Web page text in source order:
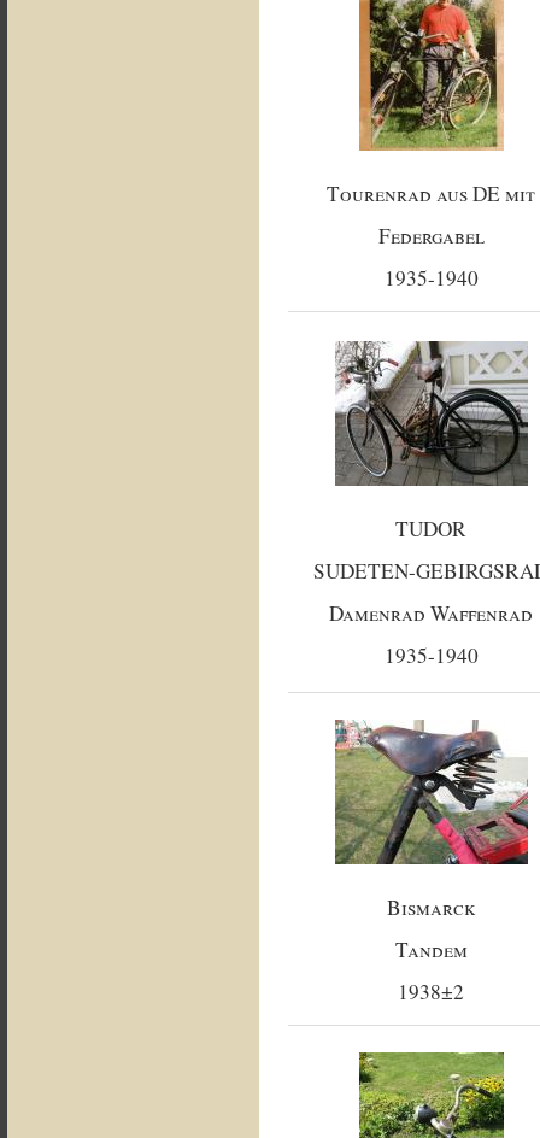
Tourenrad aus DE mit
Federgabel
1935-1940
TUDOR
SUDETEN-
Damenrad Waffenrad
1935-1940
Bismarck
Tandem
1938±2